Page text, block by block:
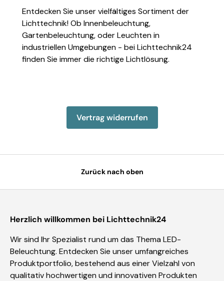
Entdecken Sie unser vielfältiges Sortiment der
Lichttechnik! Ob Innenbeleuchtung,
Gartenbeleuchtung, oder Leuchten in
industriellen Umgebungen - bei Lichttechnik24
finden Sie immer die richtige Lichtlösung.
Vertrag widerrufen
Zurück nach oben
Herzlich willkommen bei Lichttechnik24
Wir sind Ihr Spezialist rund um das Thema LED-
Beleuchtung. Entdecken Sie unser umfangreiches
Produktportfolio, bestehend aus einer Vielzahl von
qualitativ hochwertigen und innovativen Produkten